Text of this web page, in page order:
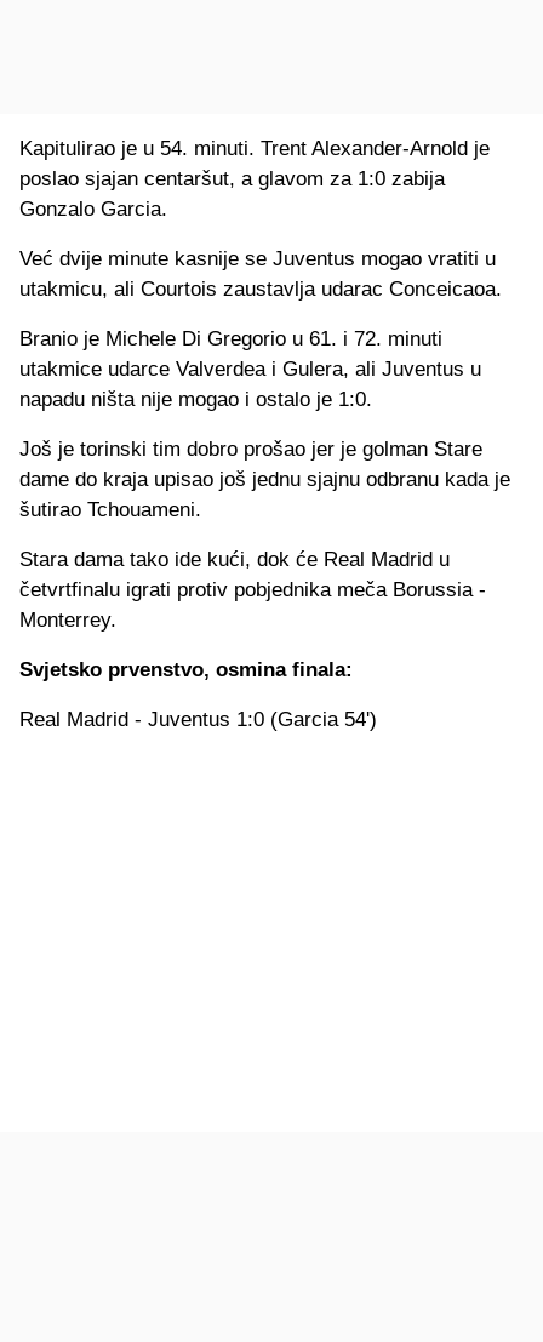
Kapitulirao je u 54. minuti. Trent Alexander-Arnold je
poslao sjajan centaršut, a glavom za 1:0 zabija
Gonzalo Garcia.
Već dvije minute kasnije se Juventus mogao vratiti u
utakmicu, ali Courtois zaustavlja udarac Conceicaoa.
Branio je Michele Di Gregorio u 61. i 72. minuti
utakmice udarce Valverdea i Gulera, ali Juventus u
napadu ništa nije mogao i ostalo je 1:0.
Još je torinski tim dobro prošao jer je golman Stare
dame do kraja upisao još jednu sjajnu odbranu kada je
šutirao Tchouameni.
Stara dama tako ide kući, dok će Real Madrid u
četvrtfinalu igrati protiv pobjednika meča Borussia -
Monterrey.
Svjetsko prvenstvo, osmina finala:
Real Madrid - Juventus 1:0 (Garcia 54')